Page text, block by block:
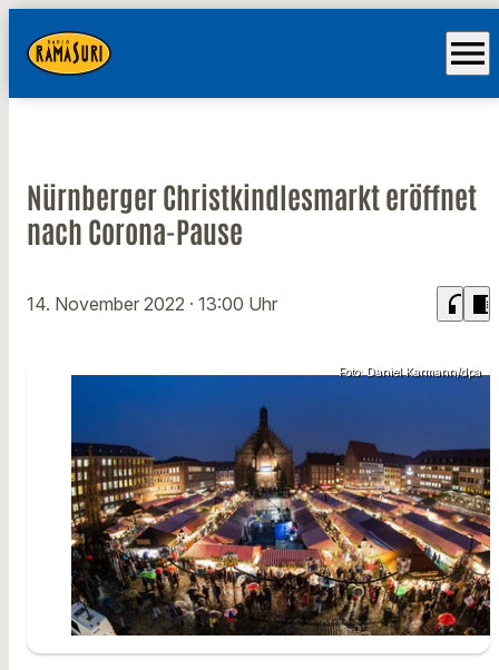
menu
Nürnberger Christkindlesmarkt eröffnet
nach Corona-Pause
14. November 2022 · 13:00 Uhr headphones chrome_reader_mode
Foto: Daniel Karmann/dpa